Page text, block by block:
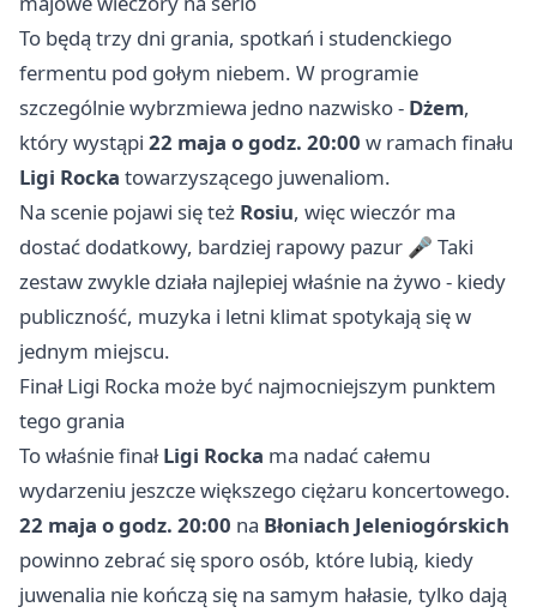
To będą trzy dni grania, spotkań i studenckiego
fermentu pod gołym niebem. W programie
szczególnie wybrzmiewa jedno nazwisko - Dżem,
który wystąpi 22 maja o godz. 20:00 w ramach finału
Ligi Rocka towarzyszącego juwenaliom.
Na scenie pojawi się też Rosiu, więc wieczór ma
dostać dodatkowy, bardziej rapowy pazur 🎤 Taki
zestaw zwykle działa najlepiej właśnie na żywo - kiedy
publiczność, muzyka i letni klimat spotykają się w
jednym miejscu.
Finał Ligi Rocka może być najmocniejszym punktem
tego grania
To właśnie finałLigi Rocka ma nadać całemu
wydarzeniu jeszcze większego ciężaru koncertowego.
22 maja o godz. 20:00 na Błoniach Jeleniogórskich
powinno zebrać się sporo osób, które lubią, kiedy
juwenalia nie kończą się na samym hałasie, tylko dają